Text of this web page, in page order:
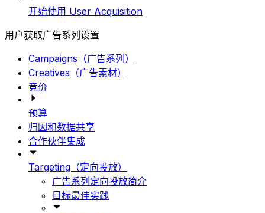
开始使用 User Acquisition
用户获取广告系列设置
Campaigns（广告系列）
Creatives（广告素材）
竞价
预算
归因和数据共享
合作伙伴集成
Targeting（定向投放）
广告系列定向投放简介
目标最佳实践